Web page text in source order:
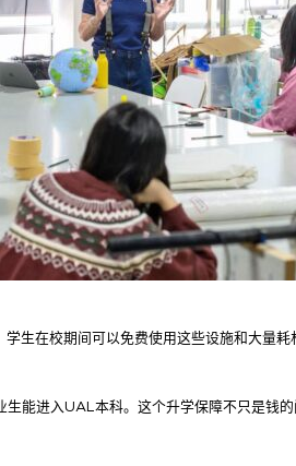
生在校期间可以免费使用这些设施和大量
能进入UAL本科。这个升学保障不只是钱